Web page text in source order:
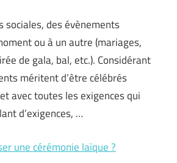
sociales, des évènements
ou à un autre (mariages,
de gala, bal, etc.). Considérant
méritent d’être célébrés
avec toutes les exigences qui
d’exigences, …
une cérémonie laïque ?